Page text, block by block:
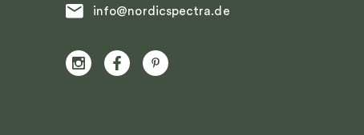
info@nordicspectra.de